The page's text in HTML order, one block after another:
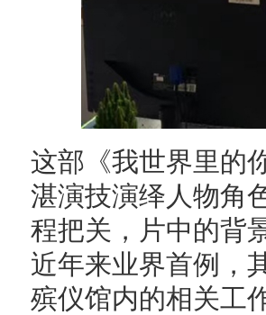
这部《我世界里的
湛演技演绎人物角
程把关，片中的背
近年来业界首例，
殡仪馆内的相关工